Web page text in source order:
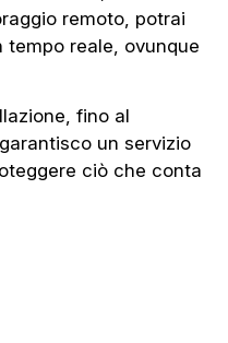
remoto, potrai
tempo reale, ovunque
fino al
un servizio
ciò che conta